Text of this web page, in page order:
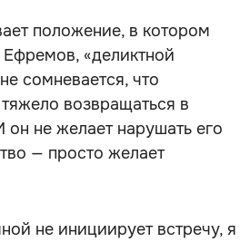
положение, в котором
Ефремов, «деликтной
сомневается, что
возвращаться в
он не желает нарушать его
— просто желает
не инициирует встречу, я